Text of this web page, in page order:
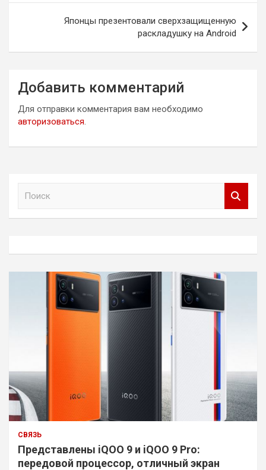
Японцы презентовали сверхзащищенную
раскладушку на Android
Добавить комментарий
Для отправки комментария вам необходимо
авторизоваться.
СВЯЗЬ
Представлены iQOO 9 и iQOO 9 Pro:
передовой процессор, отличный экран